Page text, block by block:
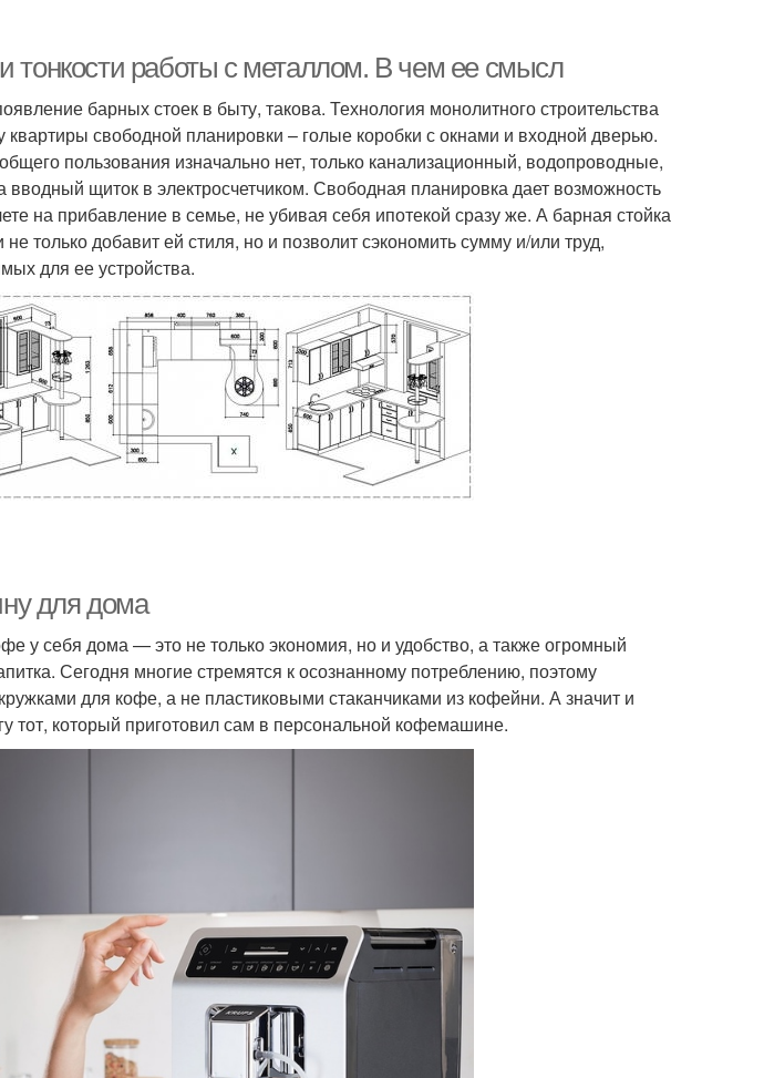
тонкости работы с металлом. В чем ее смысл
барных стоек в быту, такова. Технология монолитного строительства
квартиры свободной планировки – голые коробки с окнами и входной дверью.
пользования изначально нет, только канализационный, водопроводные,
вводный щиток в электросчетчиком. Свободная планировка дает возможность
на прибавление в семье, не убивая себя ипотекой сразу же. А барная стойка
только добавит ей стиля, но и позволит сэкономить сумму и/или труд,
для ее устройства.
для дома
у себя дома — это не только экономия, но и удобство, а также огромный
Сегодня многие стремятся к осознанному потреблению, поэтому
для кофе, а не пластиковыми стаканчиками из кофейни. А значит и
тот, который приготовил сам в персональной кофемашине.